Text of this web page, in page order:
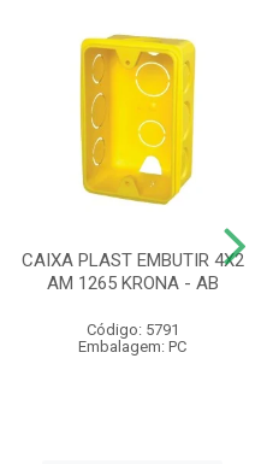
CAIXA PLAST EMBUTIR 4X2
AM 1265 KRONA - AB
Código: 5791
Embalagem: PC